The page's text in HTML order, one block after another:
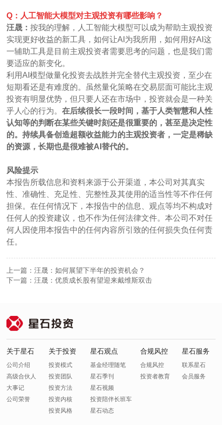
Q：人工智能大模型对主观投资有哪些影响？
汪晟：按我的理解，人工智能大模型可以成为帮助主观投资
实现更好收益的新工具，如何让AI为我所用，如何用好AI这
一辅助工具是目前主观投资者需要思考的问题，也是我们需
要适应的新变化。
利用AI模型做量化投资去战胜并完全替代主观投资，至少在
短期看还是有难度的。虽然量化策略在交易层面可能比主观
投资有明显优势，但只要人还在市场中，投资就会是一种关
乎人心的行为。在后续很长一段时间，基于人类智慧和人性
认知等的判断在某些关键时刻还是很重要的，甚至是决定性
的。持续具备创造超额收益能力的主观投资者，一定是稀缺
的资源，长期也是很难被AI替代的。
风险提示
本报告所载信息和资料来源于公开渠道，本公司对其真实
性、准确性、充足性、完整性及其使用的适当性等不作任何
担保。在任何情况下，本报告中的信息、观点等均不构成对
任何人的投资建议，也不作为任何法律文件。本公司不对任
何人因使用本报告中的任何内容所引致的任何损失负任何责
任。
上一篇：汪晟：如何展望下半年的投资机会？
下一篇：汪晟：优质成长股有望迎来戴维斯双击
关于星石
公司介绍
高级合伙人
大事记
公司荣誉
关于投资
投资模式
投资团队
投资方法
投资内核
投资风格
星石观点
基金经理随笔
星石季刊
星石视频
投资陪伴长班车
星石动态
合规风控
合规风控
投资者教育
星石服务
联系星石
会员服务